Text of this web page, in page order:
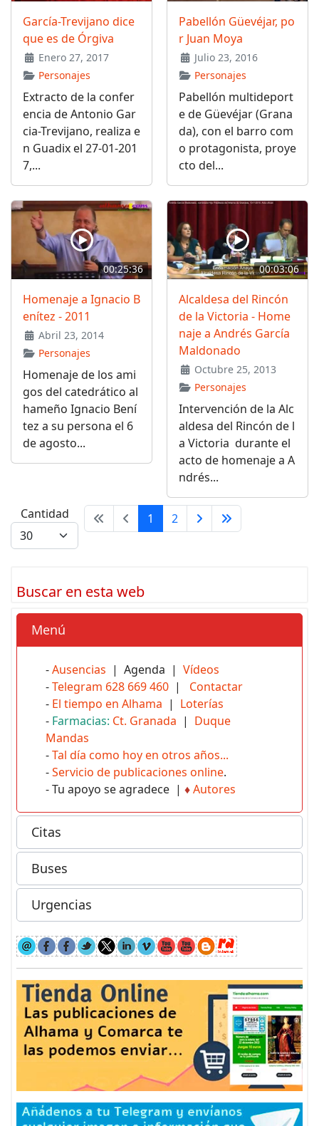
García-Trevijano dice
que es de Órgiva
Enero 27, 2017
Personajes
Extracto de la confer
encia de Antonio Gar
cia-Trevijano, realiza e
n Guadix el 27-01-201
7,...
Pabellón Güevéjar, po
r Juan Moya
Julio 23, 2016
Personajes
Pabellón multideport
e de Güevéjar (Grana
da), con el barro com
o protagonista, proye
cto del...
00:25:36
Homenaje a Ignacio B
enítez - 2011
Abril 23, 2014
Personajes
Homenaje de los ami
gos del catedrático al
hameño Ignacio Bení
tez a su persona el 6
de agosto...
00:03:06
Alcaldesa del Rincón
de la Victoria - Home
naje a Andrés García
Maldonado
Octubre 25, 2013
Personajes
Intervención de la Alc
aldesa del Rincón de l
a Victoria durante el
acto de homenaje a A
ndrés...
Cantidad 1 2
Buscar en esta web
Menú
-Ausencias | Agenda | Vídeos
-Telegram 628 669 460 | Contactar
- El tiempo en Alhama | Loterías
- Farmacias: Ct. Granada | Duque
Mandas
-Tal día como hoy en otros años...
-Servicio de publicaciones online.
- Tu apoyo se agradece | ♦Autores
Citas
Buses
Urgencias